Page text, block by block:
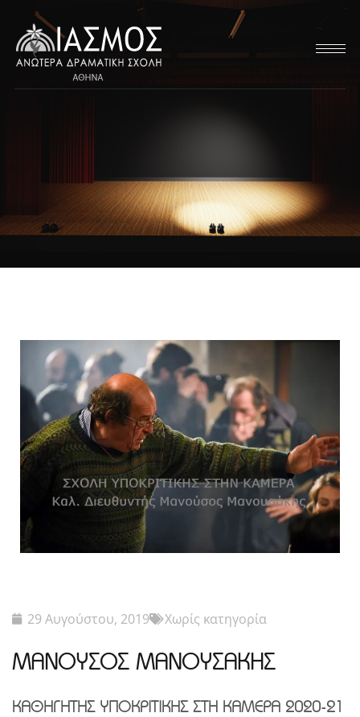
29 Αυγούστου, 2019 Χωρίς κατηγορία
ΜΑΝΟΥΣΟΣ ΜΑΝΟΥΣΑΚΗΣ
ΚΑΘΗΓΗΤΗΣ ΥΠΟΚΡΙΤΙΚΗΣ ΣΤΗ ΚΑΜΕΡΑ 2020-21